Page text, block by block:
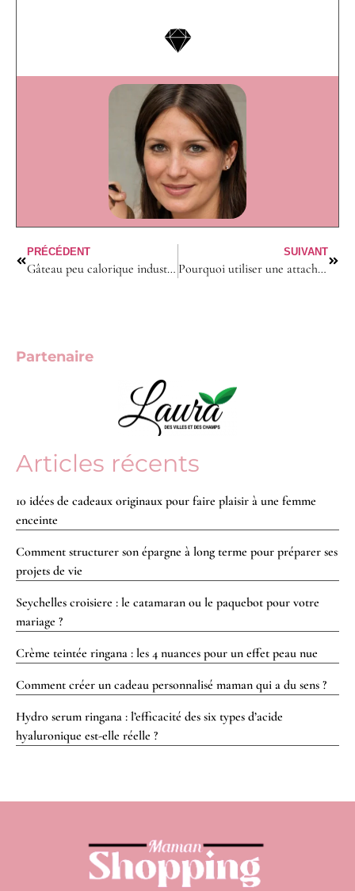
PRÉCÉDENT
Gâteau peu calorique industriel avis Juliette : Le meilleur choix pour maigrir ?
SUIVANT
Pourquoi utiliser une attache tétine personnalisée pour son bébé ?
Partenaire
Articles récents
10 idées de cadeaux originaux pour faire plaisir à une femme
enceinte
Comment structurer son épargne à long terme pour préparer ses
projets de vie
Seychelles croisiere : le catamaran ou le paquebot pour votre
mariage ?
Crème teintée ringana : les 4 nuances pour un effet peau nue
Comment créer un cadeau personnalisé maman qui a du sens ?
Hydro serum ringana : l’efficacité des six types d’acide
hyaluronique est-elle réelle ?